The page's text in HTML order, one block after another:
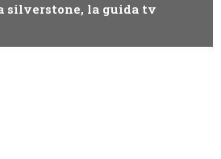
silverstone, la guida tv